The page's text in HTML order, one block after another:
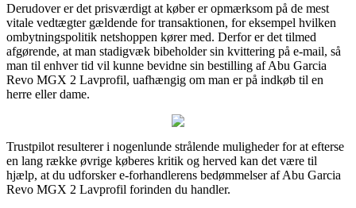
Derudover er det prisværdigt at køber er opmærksom på de mest
vitale vedtægter gældende for transaktionen, for eksempel hvilken
ombytningspolitik netshoppen kører med. Derfor er det tilmed
afgørende, at man stadigvæk bibeholder sin kvittering på e-mail, så
man til enhver tid vil kunne bevidne sin bestilling af Abu Garcia
Revo MGX 2 Lavprofil, uafhængig om man er på indkøb til en
herre eller dame.
Trustpilot resulterer i nogenlunde strålende muligheder for at efterse
en lang række øvrige køberes kritik og herved kan det være til
hjælp, at du udforsker e-forhandlerens bedømmelser af Abu Garcia
Revo MGX 2 Lavprofil forinden du handler.